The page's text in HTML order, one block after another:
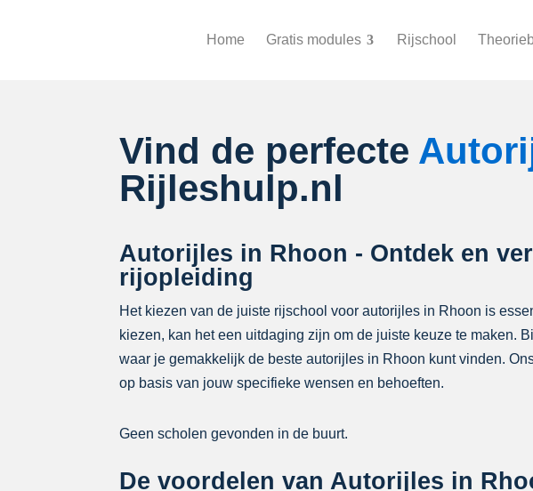
Home Gratis modules Rijschool
Vind de perfecte
Rijleshulp.nl
Autorijles in Rhoon - Ontdek en
rijopleiding
Het kiezen van de juiste rijschool voor autorijles in Rhoon is
kiezen, kan het een uitdaging zijn om de juiste keuze te maken.
waar je gemakkelijk de beste autorijles in Rhoon kunt vinden.
op basis van jouw specifieke wensen en behoeften.
Geen scholen gevonden in de buurt.
De voordelen van Autorijles in